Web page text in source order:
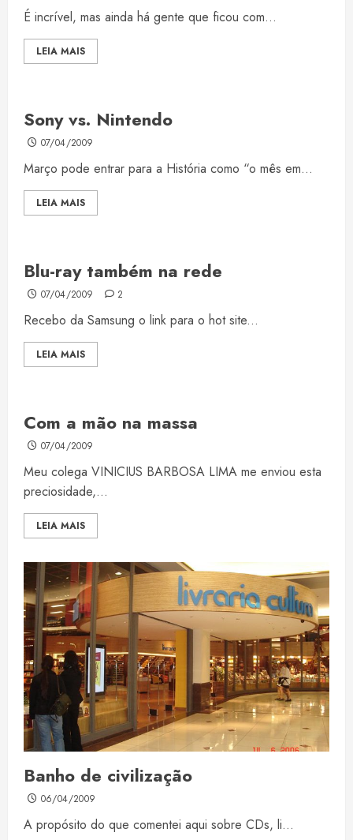
É incrível, mas ainda há gente que ficou com...
LEIA MAIS
Sony vs. Nintendo
07/04/2009
Março pode entrar para a História como “o mês em...
LEIA MAIS
Blu-ray também na rede
07/04/2009 2
Recebo da Samsung o link para o hot site...
LEIA MAIS
Com a mão na massa
07/04/2009
Meu colega VINICIUS BARBOSA LIMA me enviou esta
preciosidade,...
LEIA MAIS
Banho de civilização
06/04/2009
A propósito do que comentei aqui sobre CDs, li...